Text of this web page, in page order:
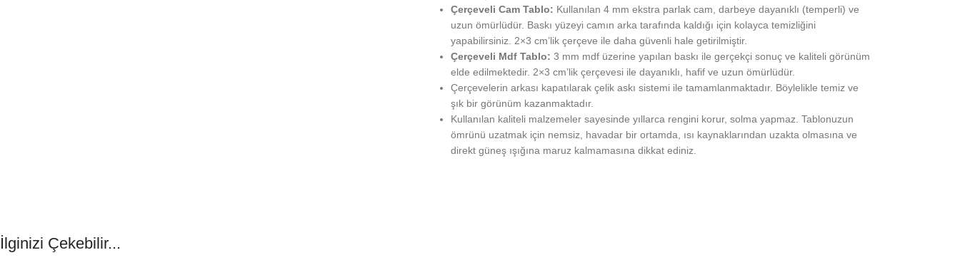
Çerçeveli Cam Tablo: Kullanılan 4 mm ekstra parlak cam, darbeye dayanıklı (temperli) ve
uzun ömürlüdür. Baskı yüzeyi camın arka tarafında kaldığı için kolayca temizliğini
yapabilirsiniz. 2×3 cm’lik çerçeve ile daha güvenli hale getirilmiştir.
Çerçeveli Mdf Tablo: 3 mm mdf üzerine yapılan baskı ile gerçekçi sonuç ve kaliteli görünüm
elde edilmektedir. 2×3 cm’lik çerçevesi ile dayanıklı, hafif ve uzun ömürlüdür.
Çerçevelerin arkası kapatılarak çelik askı sistemi ile tamamlanmaktadır. Böylelikle temiz ve
şık bir görünüm kazanmaktadır.
Kullanılan kaliteli malzemeler sayesinde yıllarca rengini korur, solma yapmaz. Tablonuzun
ömrünü uzatmak için nemsiz, havadar bir ortamda, ısı kaynaklarından uzakta olmasına ve
direkt güneş ışığına maruz kalmamasına dikkat ediniz.
İlginizi Çekebilir...